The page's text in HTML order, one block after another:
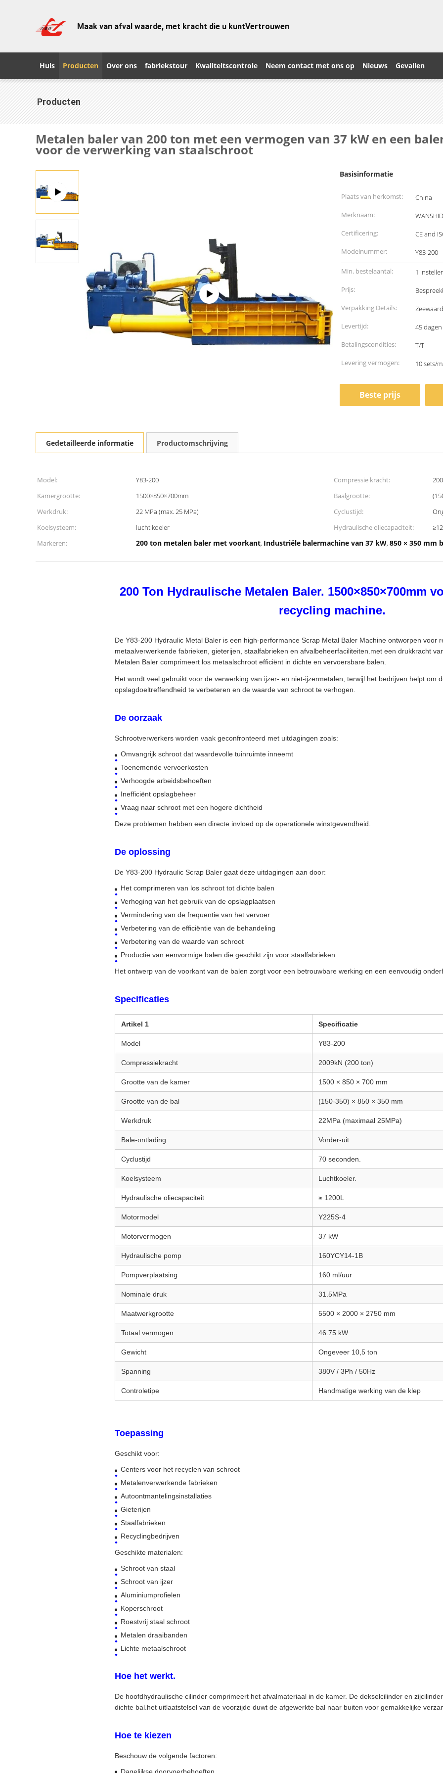
Maak van afval waarde, met kracht die u kuntVertrouwen
Huis Producten Over ons fabriekstour Kwaliteitscontrole Neem contact met ons op Nieuws Gevallen
Producten
Metalen baler van 200 ton met een vermogen van 37 kW en een
voor de verwerking van staalschroot
Basisinformatie
Plaats van herkomst:
China
Merknaam:
Certificering:
CE and
Modelnummer:
Y83-200
Min. bestelaantal:
1
Prijs:
Verpakking Details:
Levertijd:
45 dagen
Betalingscondities:
T/T
Levering vermogen:
10 sets/
Beste prijs
Gedetailleerde informatie Productomschrijving
Model: Y83-200 Compressie kracht:
Kamergrootte:
1500×850×700mm Baalgrootte:
Werkdruk:
22 MPa (max. 25 MPa) Cyclustijd:
Koelsysteem:
lucht koeler Hydraulische oliecapaciteit:
Markeren:
200 ton metalen baler met voorkant, Industriële balermachine van 37 kW, 850 × 350 mm
200 Ton Hydraulische Metalen Baler. 1500×850×700mm
recycling machine.
De Y83-200 Hydraulic Metal Baler is een high-performance Scrap Metal Baler Machine ontworpen voor
metaalverwerkende fabrieken, gieterijen, staalfabrieken en afvalbeheerfaciliteiten.met een drukkracht
Metalen Baler comprimeert los metaalschroot efficiënt in dichte en vervoersbare balen.
Het wordt veel gebruikt voor de verwerking van ijzer- en niet-ijzermetalen, terwijl het bedrijven helpt om
opslagdoeltreffendheid te verbeteren en de waarde van schroot te verhogen.
De oorzaak
Schrootverwerkers worden vaak geconfronteerd met uitdagingen zoals:
Omvangrijk schroot dat waardevolle tuinruimte inneemt
Toenemende vervoerkosten
Verhoogde arbeidsbehoeften
Inefficiënt opslagbeheer
Vraag naar schroot met een hogere dichtheid
Deze problemen hebben een directe invloed op de operationele winstgevendheid.
De oplossing
De Y83-200 Hydraulic Scrap Baler gaat deze uitdagingen aan door:
Het comprimeren van los schroot tot dichte balen
Verhoging van het gebruik van de opslagplaatsen
Vermindering van de frequentie van het vervoer
Verbetering van de efficiëntie van de behandeling
Verbetering van de waarde van schroot
Productie van eenvormige balen die geschikt zijn voor staalfabrieken
Het ontwerp van de voorkant van de balen zorgt voor een betrouwbare werking en een eenvoudig
Specificaties
Artikel 1 Specificatie
Model Y83-200
Compressiekracht 2009kN (200 ton)
Grootte van de kamer 1500 × 850 × 700 mm
Grootte van de bal (150-350) × 850 × 350 mm
Werkdruk 22MPa (maximaal 25MPa)
Bale-ontlading Vorder-uit
Cyclustijd 70 seconden.
Koelsysteem Luchtkoeler.
Hydraulische oliecapaciteit ≥ 1200L
Motormodel Y225S-4
Motorvermogen 37 kW
Hydraulische pomp 160YCY14-1B
Pompverplaatsing 160 ml/uur
Nominale druk 31.5MPa
Maatwerkgrootte 5500 × 2000 × 2750 mm
Totaal vermogen 46.75 kW
Gewicht Ongeveer 10,5 ton
Spanning 380V / 3Ph / 50Hz
Controletipe Handmatige werking van de klep
Toepassing
Geschikt voor:
Centers voor het recyclen van schroot
Metalenverwerkende fabrieken
Autoontmantelingsinstallaties
Gieterijen
Staalfabrieken
Recyclingbedrijven
Geschikte materialen:
Schroot van staal
Schroot van ijzer
Aluminiumprofielen
Koperschroot
Roestvrij staal schroot
Metalen draaibanden
Lichte metaalschroot
Hoe het werkt.
De hoofdhydraulische cilinder comprimeert het afvalmateriaal in de kamer. De dekselcilinder en
dichte bal.het uitlaatstelsel van de voorzijde duwt de afgewerkte bal naar buiten voor gemakkelijke
Hoe te kiezen
Beschouw de volgende factoren: